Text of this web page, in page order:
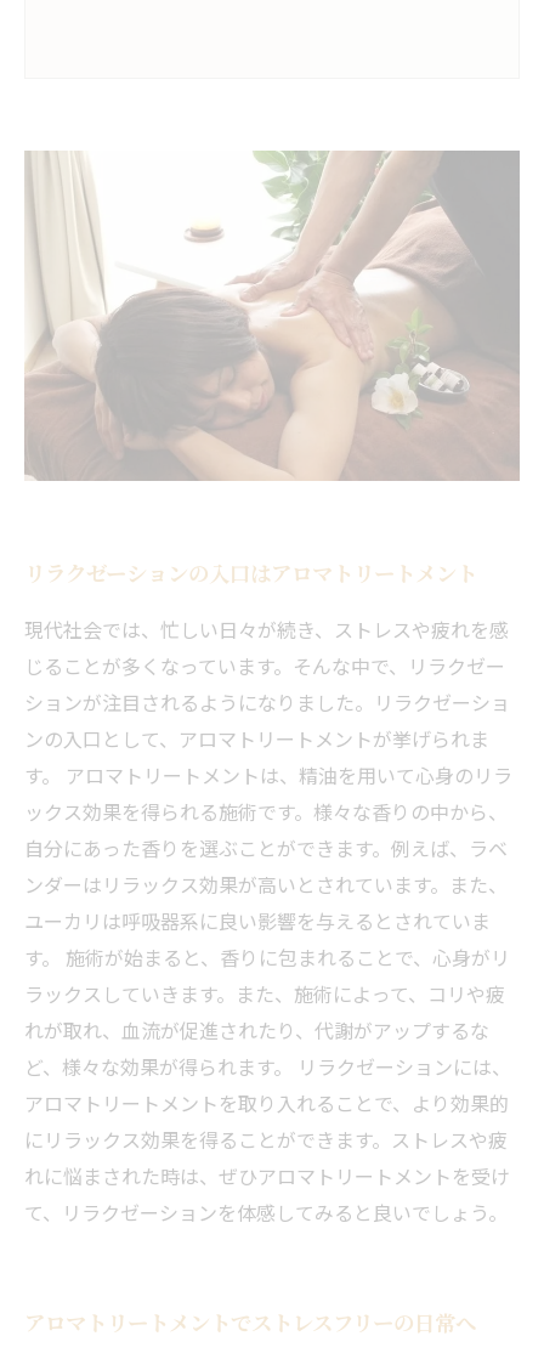
リラクゼーションの入口はアロマトリートメント
現代社会では、忙しい日々が続き、ストレスや疲れを感
じることが多くなっています。そんな中で、リラクゼー
ションが注目されるようになりました。リラクゼーショ
ンの入口として、アロマトリートメントが挙げられま
す。 アロマトリートメントは、精油を用いて心身のリラ
ックス効果を得られる施術です。様々な香りの中から、
自分にあった香りを選ぶことができます。例えば、ラベ
ンダーはリラックス効果が高いとされています。また、
ユーカリは呼吸器系に良い影響を与えるとされていま
す。 施術が始まると、香りに包まれることで、心身がリ
ラックスしていきます。また、施術によって、コリや疲
れが取れ、血流が促進されたり、代謝がアップするな
ど、様々な効果が得られます。 リラクゼーションには、
アロマトリートメントを取り入れることで、より効果的
にリラックス効果を得ることができます。ストレスや疲
れに悩まされた時は、ぜひアロマトリートメントを受け
て、リラクゼーションを体感してみると良いでしょう。
アロマトリートメントでストレスフリーの日常へ